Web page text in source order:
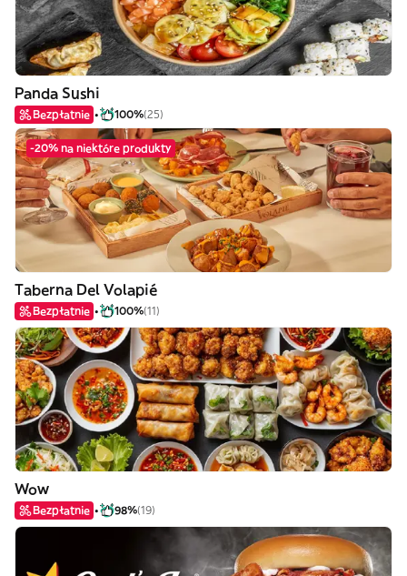
Panda Sushi
Bezpłatnie 100%(25)
-20% na niektóre produkty
Taberna Del Volapié
Bezpłatnie 100%(11)
Wow
Bezpłatnie 98%(19)